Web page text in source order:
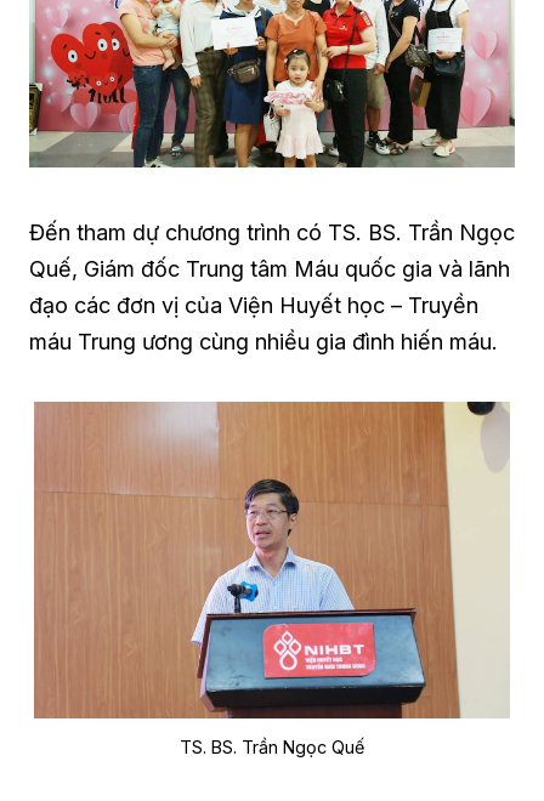
Đến tham dự chương trình có TS. BS. Trần Ngọc
Quế, Giám đốc Trung tâm Máu quốc gia và lãnh
đạo các đơn vị của Viện Huyết học – Truyền
máu Trung ương cùng nhiều gia đình hiến máu.
TS. BS. Trần Ngọc Quế